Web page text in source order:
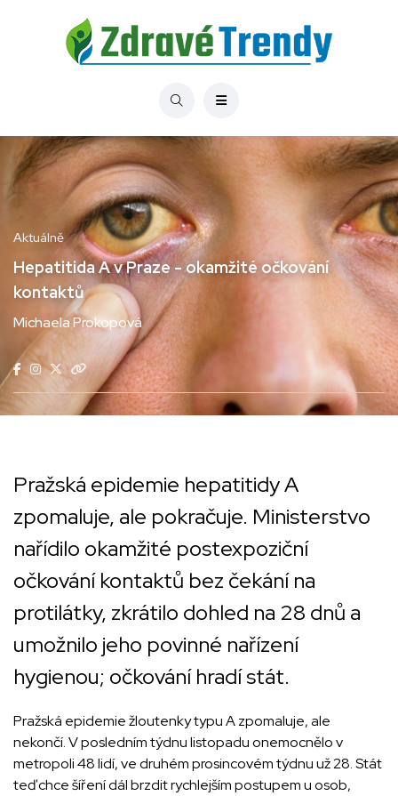
Aktuálně
Hepatitida A v Praze - okamžité očkování
kontaktů
Michaela Prokopová
Pražská epidemie hepatitidy A
zpomaluje, ale pokračuje. Ministerstvo
nařídilo okamžité postexpoziční
očkování kontaktů bez čekání na
protilátky, zkrátilo dohled na 28 dnů a
umožnilo jeho povinné nařízení
hygienou; očkování hradí stát.
Pražská epidemie žloutenky typu A zpomaluje, ale
nekončí. V posledním týdnu listopadu onemocnělo v
metropoli 48 lidí, ve druhém prosincovém týdnu už 28. Stát
teď chce šíření dál brzdit rychlejším postupem u osob,